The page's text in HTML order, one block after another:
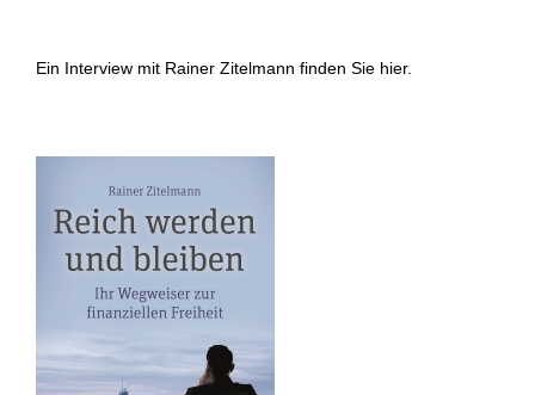
Ein Interview mit Rainer Zitelmann finden Sie hier.